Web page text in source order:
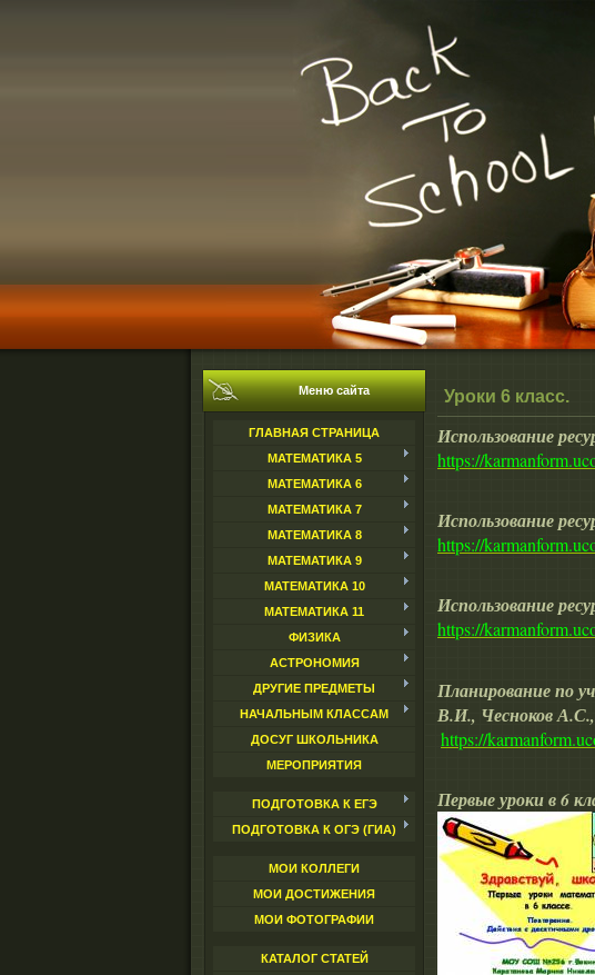
Меню сайта
ГЛАВНАЯ СТРАНИЦА
МАТЕМАТИКА 5
МАТЕМАТИКА 6
МАТЕМАТИКА 7
МАТЕМАТИКА 8
МАТЕМАТИКА 9
МАТЕМАТИКА 10
МАТЕМАТИКА 11
ФИЗИКА
АСТРОНОМИЯ
ДРУГИЕ ПРЕДМЕТЫ
НАЧАЛЬНЫМ КЛАССАМ
ДОСУГ ШКОЛЬНИКА
МЕРОПРИЯТИЯ
ПОДГОТОВКА К ЕГЭ
ПОДГОТОВКА К ОГЭ (ГИА)
МОИ КОЛЛЕГИ
МОИ ДОСТИЖЕНИЯ
МОИ ФОТОГРАФИИ
КАТАЛОГ СТАТЕЙ
Уроки 6 класс.
Использование
https://
Использование
https://
Использование
https://
Планирование по
В.И., Чесноков
https://
Первые уроки в 6